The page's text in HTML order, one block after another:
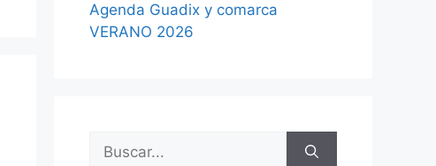
Agenda Guadix y comarca
VERANO 2026
Buscar: